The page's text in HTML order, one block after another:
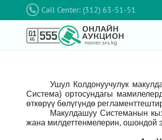
Call Center: (312) 63-51-51
Ушул Колдонуучулук
Система) ортосундагы
өткөрүү бөлүгүндө
Макулдашуу Системанын
жана милдеттенмелерин, ошондой